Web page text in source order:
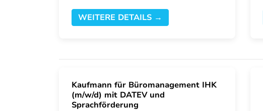
WEITERE DETAILS →
Kaufmann für Büromanagement IHK
(m/w/d) mit DATEV und
Sprachförderung